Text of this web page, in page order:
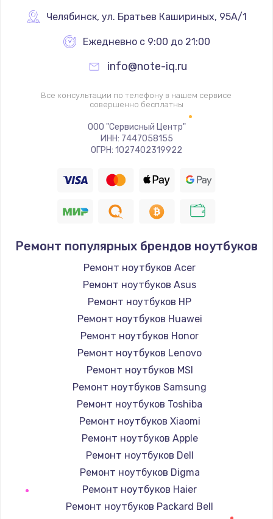
Замена реле
700 руб.
Заказать
Замена ТЭНа
Заказать
Замена шнура
Заказать
Замена / ремонт электронного модуля
управления
600 руб.
Заказать
Замена конфорки
1100 руб.
Заказать
Замена платы сенсора
900 руб.
Заказать
Замена регулятора режимов конфорки
Челябинск, ул. Братьев Кашириных, 95А/1
Ежедневно с 9:00 до 21:00
info@note-iq.ru
Все консультации по телефону в нашем сервисе
совершенно бесплатны
ООО "Сервисный Центр"
ИНН: 7447058155
ОГРН: 1027402319922
Ремонт популярных брендов ноутбуков
Ремонт ноутбуков Acer
Ремонт ноутбуков Asus
Ремонт ноутбуков HP
Ремонт ноутбуков Huawei
Ремонт ноутбуков Honor
Ремонт ноутбуков Lenovo
Ремонт ноутбуков MSI
Ремонт ноутбуков Samsung
Ремонт ноутбуков Toshiba
Ремонт ноутбуков Xiaomi
Ремонт ноутбуков Apple
Ремонт ноутбуков Dell
Ремонт ноутбуков Digma
Ремонт ноутбуков Haier
Ремонт ноутбуков Packard Bell